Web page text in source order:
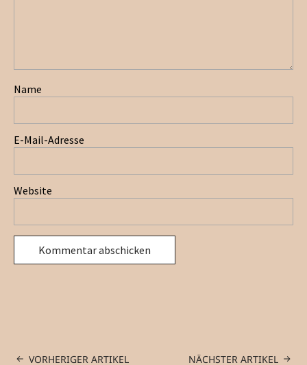
Name
E-Mail-Adresse
Website
VORHERIGER ARTIKEL NÄCHSTER ARTIKEL